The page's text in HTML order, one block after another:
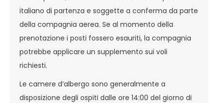
italiano di partenza e soggette a conferma da parte
della compagnia aerea. Se al momento della
prenotazione i posti fossero esauriti, la compagnia
potrebbe applicare un supplemento sui voli
richiesti.
Le camere d’albergo sono generalmente a
disposizione degli ospiti dalle ore 14:00 del giorno di